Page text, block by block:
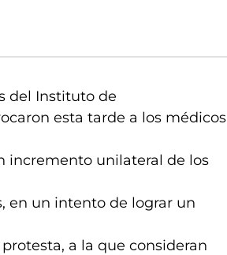
del Instituto de
esta tarde a los médicos
incremento unilateral de los
en un intento de lograr un
a la que consideran